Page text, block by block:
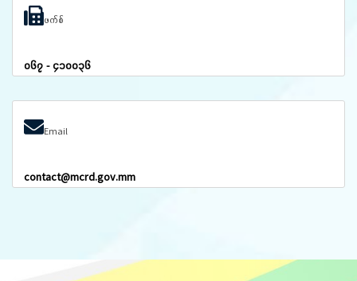
ဖက်စ်
၀၆၇ - ၄၁၀၀၃၆
Email
contact@mcrd.gov.mm